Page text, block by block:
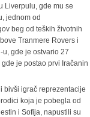
Liverpulu, gde mu se
jednom od
beg od teških životnih
Tranmere Rovers i
gde je ostvario 27
je postao prvi Iračanin
bivši igrač reprezentacije
koja je pobegla od
i Sofija, napustili su